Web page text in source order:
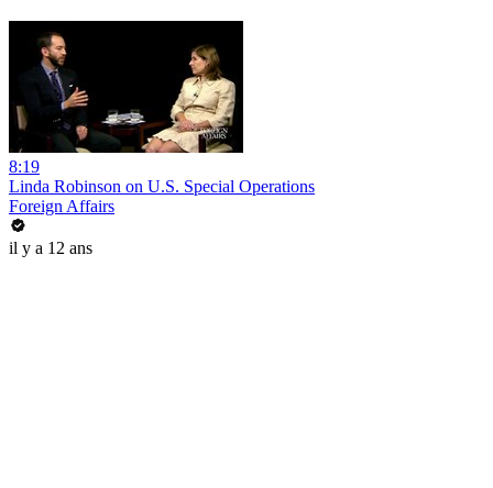
8:19
Linda Robinson on U.S. Special Operations
Foreign Affairs
il y a 12 ans